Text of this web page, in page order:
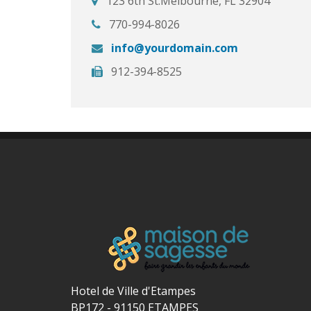
770-994-8026
info@yourdomain.com
912-394-8525
Hotel de Ville d'Etampes
BP172 - 91150 ETAMPES